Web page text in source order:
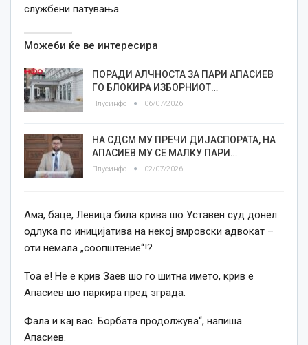
службени патувања.
Можеби ќе ве интересира
ПОРАДИ АЛЧНОСТА ЗА ПАРИ АПАСИЕВ
ГО БЛОКИРА ИЗБОРНИОТ…
Плусинфо 06/07/2026
НА СДСМ МУ ПРЕЧИ ДИЈАСПОРАТА, НА
АПАСИЕВ МУ СЕ МАЛКУ ПАРИ…
Плусинфо 02/07/2026
Ама, баце, Левица била крива шо Уставен суд донел
одлука по иницијатива на некој вмровски адвокат –
оти немала „соопштение“!?
Тоа е! Не е крив Заев шо го шитна името, крив е
Апасиев шо паркира пред зграда.
Фала и кај вас. Борбата продолжува“, напиша
Апасиев.